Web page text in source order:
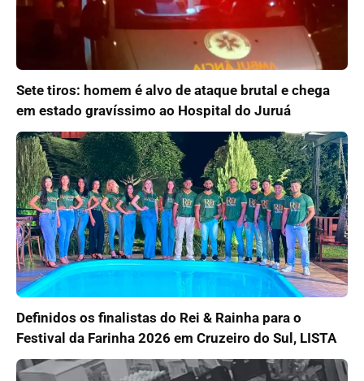
Sete tiros: homem é alvo de ataque brutal e chega
em estado gravíssimo ao Hospital do Juruá
Definidos os finalistas do Rei & Rainha para o
Festival da Farinha 2026 em Cruzeiro do Sul, LISTA